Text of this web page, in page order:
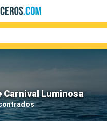
Luminosa